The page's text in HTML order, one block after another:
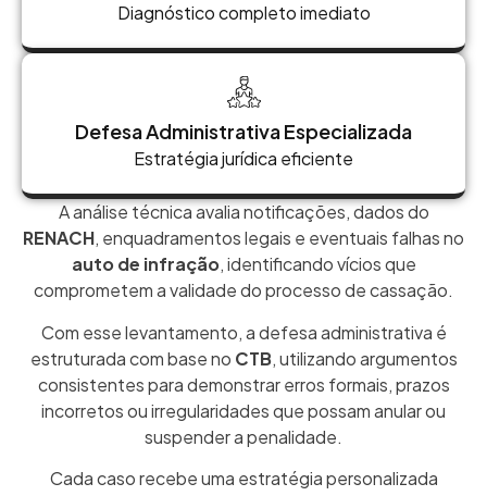
Diagnóstico completo imediato
Defesa Administrativa Especializada
Estratégia jurídica eficiente
A análise técnica avalia notificações, dados do
RENACH, enquadramentos legais e eventuais falhas no
auto de infração, identificando vícios que
comprometem a validade do processo de cassação.
Com esse levantamento, a defesa administrativa é
estruturada com base no CTB, utilizando argumentos
consistentes para demonstrar erros formais, prazos
incorretos ou irregularidades que possam anular ou
suspender a penalidade.
Cada caso recebe uma estratégia personalizada